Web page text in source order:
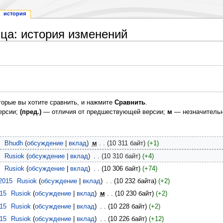
история изменений
вы хотите сравнить, и нажмите Сравнить.
(пред.)— отличия от предшествующей версии; м —
Bhudh обсуждение вклад м 10 311 байт
+1
Rusiok обсуждение вклад 10 310 байт
+4
Rusiok обсуждение вклад 10 306 байт
+74
‎ Rusiok обсуждение вклад 10 232 байта
+2
‎ Rusiok обсуждение вклад м 10 230 байт
+2
‎ Rusiok обсуждение вклад 10 228 байт
+2
‎ Rusiok обсуждение вклад 10 226 байт +12
история